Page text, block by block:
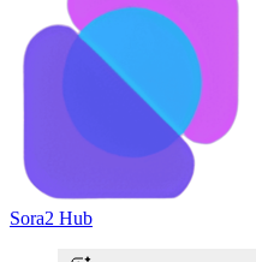
Sora2 Hub